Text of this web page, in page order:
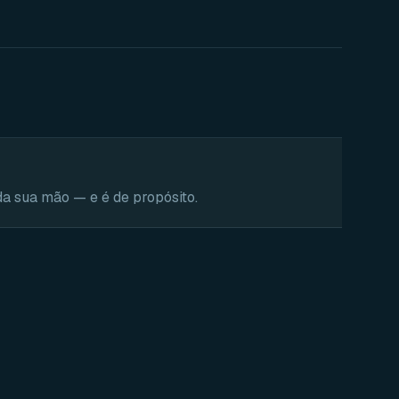
sua mão — e é de propósito.